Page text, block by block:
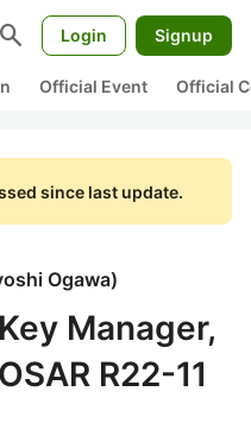
search Login Signup
Official Event Official
since last update.
Ogawa)
Manager,
R22-11